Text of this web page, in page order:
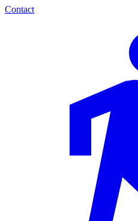
Contact